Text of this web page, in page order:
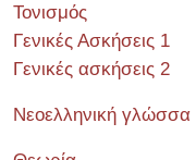
Τονισμός
Γενικές Ασκήσεις 1
Γενικές ασκήσεις 2
Νεοελληνική γλώσσα